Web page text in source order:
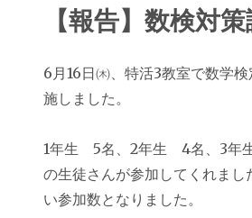
【報告】数検対
6月16日㈭、特活3教室で数学
施しました。
1年生 5名、2年生 4名、3
の生徒さんが参加してくれまし
い参加数となりました。